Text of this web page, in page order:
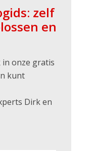
zelf
en
in onze gratis
kunt
Dirk en